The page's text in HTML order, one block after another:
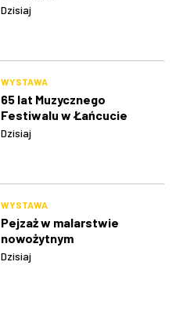
Dzisiaj
WYSTAWA
65 lat Muzycznego
Festiwalu w Łańcucie
Dzisiaj
WYSTAWA
Pejzaż w malarstwie
nowożytnym
Dzisiaj